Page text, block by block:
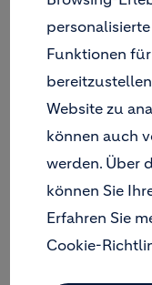
Allgemeine
Holcim Kies
Holcim
(pdf, 0.19
von Kies,
Baustoffen
Funktionen
Website zu
können auch
werden. Über
können Sie
Erfahren Sie
Cookie-